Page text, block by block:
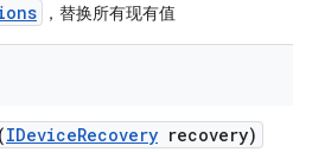
，替换所有现有值
(IDeviceRecovery recovery)